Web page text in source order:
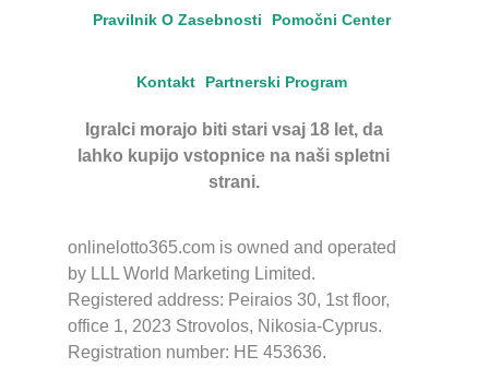
Pravilnik O Zasebnosti Pomočni Center
Kontakt Partnerski Program
Igralci morajo biti stari vsaj 18 let, da
lahko kupijo vstopnice na naši spletni
strani.
onlinelotto365.com is owned and operated
by LLL World Marketing Limited.
Registered address: Peiraios 30, 1st floor,
office 1, 2023 Strovolos, Nikosia-Cyprus.
Registration number: HE 453636.